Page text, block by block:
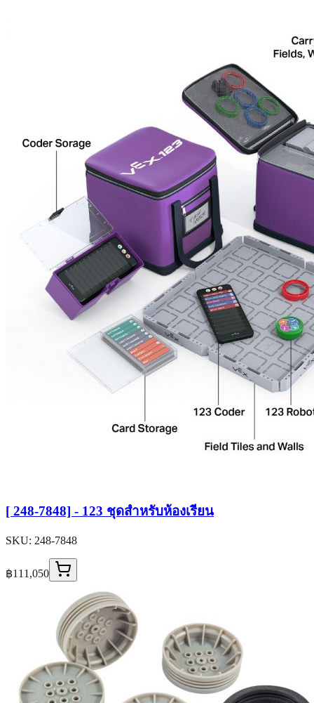
[ 248-7848] - 123 ชุดสำหรับห้องเรียน
SKU: 248-7848
฿111,050